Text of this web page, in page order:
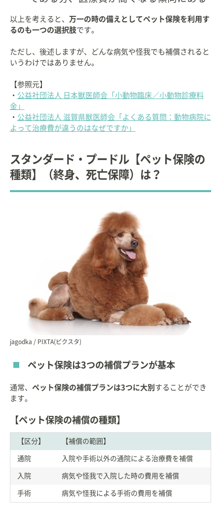
以上を考えると、 万一の時の備えとしてペット保険を利用す
るのも一つの選択肢です。
ただし、後述しますが、どんな病気や怪我でも補償されると
いうわけではありません。
【参照元】
・ 公益社団法人 日本獣医師会「小動物臨床／小動物診療料
金」
・ 公益社団法人 滋賀県獣医師会「よくある質問：動物病院に
よって治療費が違うのはなぜですか」
スタンダード・プードル【ペット保険の
種類】（終身、死亡保障）は？
jagodka / PIXTA(ピクスタ)
ペット保険は3つの補償プランが基本
通常、 ペット保険の補償プランは3つに大別 することができ
ます。
【ペット保険の補償の種類】
【区分】 【補償の範囲】
通院 入院や手術以外の通院による治療費を補償
入院 病気や怪我で入院した時の費用を補償
手術 病気や怪我による手術の費用を補償